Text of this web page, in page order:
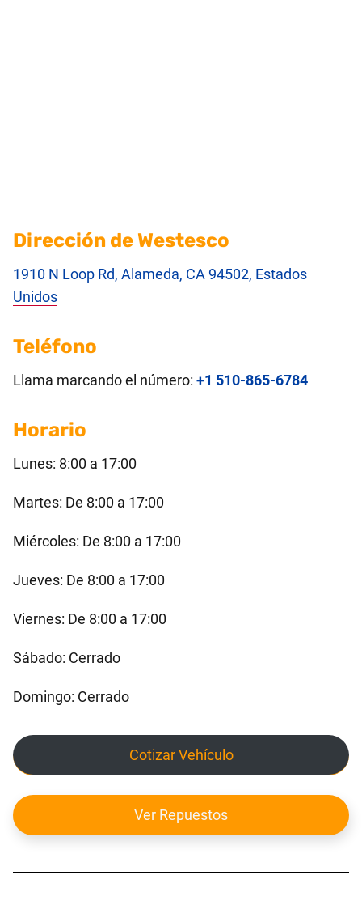
Dirección de Westesco
1910 N Loop Rd, Alameda, CA 94502, Estados
Unidos
Teléfono
Llama marcando el número: +1 510-865-6784
Horario
Lunes: 8:00 a 17:00
Martes: De 8:00 a 17:00
Miércoles: De 8:00 a 17:00
Jueves: De 8:00 a 17:00
Viernes: De 8:00 a 17:00
Sábado: Cerrado
Domingo: Cerrado
Cotizar Vehículo
Ver Repuestos